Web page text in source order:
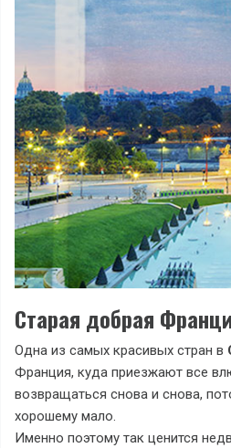
Cтарая добрая
Одна из самых красивых стран в
Франция, куда приезжают все
возвращаться снова и снова,
хорошему мало.
Именно поэтому так ценится